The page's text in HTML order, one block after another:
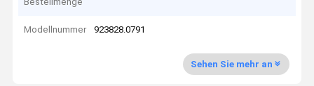
Modellnummer 923828.0791
Sehen Sie mehr an